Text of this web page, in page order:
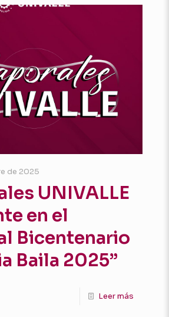
de 2025
UNIVALLE
en el
Bicentenario
Baila 2025”
Leer más